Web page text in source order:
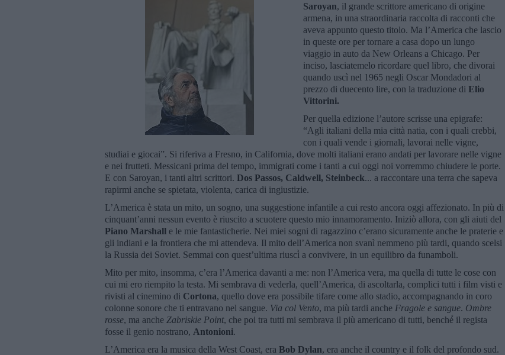
Saroyan, il grande scrittore americano di origine
armena, in una straordinaria raccolta di racconti che
aveva appunto questo titolo. Ma l’America che lascio
in queste ore per tornare a casa dopo un lungo
viaggio in auto da New Orleans a Chicago. Per
inciso, lasciatemelo ricordare quel libro, che divorai
quando uscì nel 1965 negli Oscar Mondadori al
prezzo di duecento lire, con la traduzione di Elio
Vittorini.
Per quella edizione l’autore scrisse una epigrafe:
“Agli italiani della mia città natia, con i quali crebbi,
con i quali vende i giornali, lavorai nelle vigne,
studiai e giocai”. Si riferiva a Fresno, in California, dove molti italiani erano andati per lavorare nelle vigne
e nei frutteti. Messicani prima del tempo, immigrati come i tanti a cui oggi noi vorremmo chiudere le porte.
E con Saroyan, i tanti altri scrittori. Dos Passos, Caldwell, Steinbeck... a raccontare una terra che sapeva
rapirmi anche se spietata, violenta, carica di ingiustizie.
L’America è stata un mito, un sogno, una suggestione infantile a cui resto ancora oggi affezionato. In più di
cinquant’anni nessun evento è riuscito a scuotere questo mio innamoramento. Iniziò allora, con gli aiuti del
Piano Marshall e le mie fantasticherie. Nei miei sogni di ragazzino c’erano sicuramente anche le praterie e
gli indiani e la frontiera che mi attendeva. Il mito dell’America non svanì nemmeno più tardi, quando scelsi
la Russia dei Soviet. Semmai con quest’ultima riuscì̀ a convivere, in un equilibro da funamboli.
Mito per mito, insomma, c’era l’America davanti a me: non l’America vera, ma quella di tutte le cose con
cui mi ero riempito la testa. Mi sembrava di vederla, quell’America, di ascoltarla, complici tutti i film visti e
rivisti al cinemino di Cortona, quello dove era possibile tifare come allo stadio, accompagnando in coro
colonne sonore che ti entravano nel sangue. Via col Vento, ma più tardi anche Fragole e sangue. Ombre
rosse, ma anche Zabriskie Point, che poi tra tutti mi sembrava il più americano di tutti, benché́ il regista
fosse il genio nostrano, Antonioni.
L’America era la musica della West Coast, era Bob Dylan, era anche il country e il folk del profondo sud.